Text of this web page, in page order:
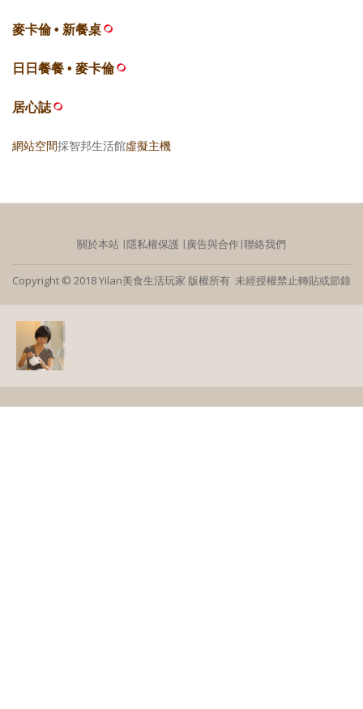
麥卡倫 • 新餐桌
日日餐餐 • 麥卡倫
居心誌
網站空間採智邦生活館虛擬主機
關於本站 ∣隱私權保護 ∣ 廣告與合作∣聯絡我們
Copyright © 2018 Yilan美食生活玩家 版權所有 未經授權禁止轉貼或節錄